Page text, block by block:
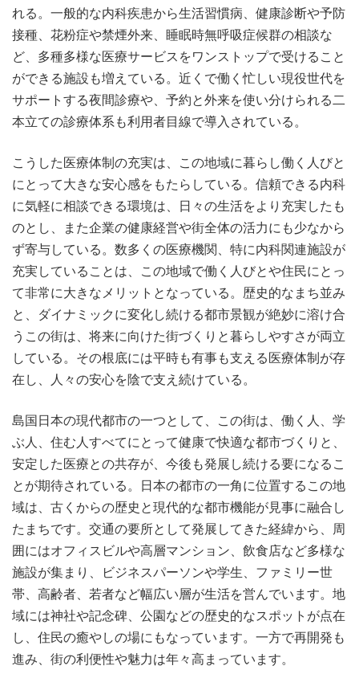
れる。一般的な内科疾患から生活習慣病、健康診断や予防
接種、花粉症や禁煙外来、睡眠時無呼吸症候群の相談な
ど、多種多様な医療サービスをワンストップで受けること
ができる施設も増えている。近くで働く忙しい現役世代を
サポートする夜間診療や、予約と外来を使い分けられる二
本立ての診療体系も利用者目線で導入されている。
こうした医療体制の充実は、この地域に暮らし働く人びと
にとって大きな安心感をもたらしている。信頼できる内科
に気軽に相談できる環境は、日々の生活をより充実したも
のとし、また企業の健康経営や街全体の活力にも少なから
ず寄与している。数多くの医療機関、特に内科関連施設が
充実していることは、この地域で働く人びとや住民にとっ
て非常に大きなメリットとなっている。歴史的なまち並み
と、ダイナミックに変化し続ける都市景観が絶妙に溶け合
うこの街は、将来に向けた街づくりと暮らしやすさが両立
している。その根底には平時も有事も支える医療体制が存
在し、人々の安心を陰で支え続けている。
島国日本の現代都市の一つとして、この街は、働く人、学
ぶ人、住む人すべてにとって健康で快適な都市づくりと、
安定した医療との共存が、今後も発展し続ける要になるこ
とが期待されている。日本の都市の一角に位置するこの地
域は、古くからの歴史と現代的な都市機能が見事に融合し
たまちです。交通の要所として発展してきた経緯から、周
囲にはオフィスビルや高層マンション、飲食店など多様な
施設が集まり、ビジネスパーソンや学生、ファミリー世
帯、高齢者、若者など幅広い層が生活を営んでいます。地
域には神社や記念碑、公園などの歴史的なスポットが点在
し、住民の癒やしの場にもなっています。一方で再開発も
進み、街の利便性や魅力は年々高まっています。